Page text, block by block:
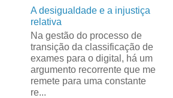
A desigualdade e a injustiça
relativa
Na gestão do processo de
transição da classificação de
exames para o digital, há um
argumento recorrente que me
remete para uma constante
re...